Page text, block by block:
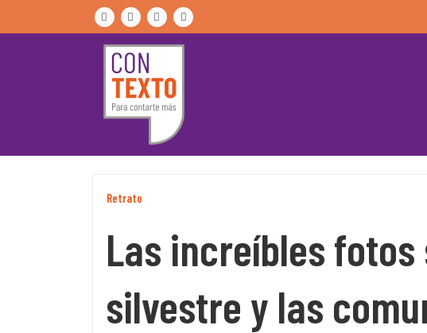
to
Retrato
Las increíbles
silvestre y las